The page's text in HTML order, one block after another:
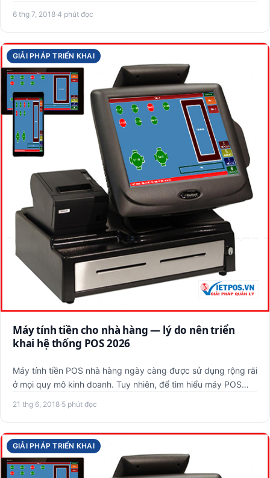
6 thg 7, 2018·4 phút đọc
GIẢI PHÁP TRIỂN KHAI
Máy tính tiền cho nhà hàng — lý do nên triển
khai hệ thống POS 2026
Máy tính tiền POS nhà hàng ngày càng được sử dụng rộng rãi
ở mọi quy mô kinh doanh. Tuy nhiên, để tìm hiểu máy POS
21 thg 6, 2018·5 phút đọc
GIẢI PHÁP TRIỂN KHAI